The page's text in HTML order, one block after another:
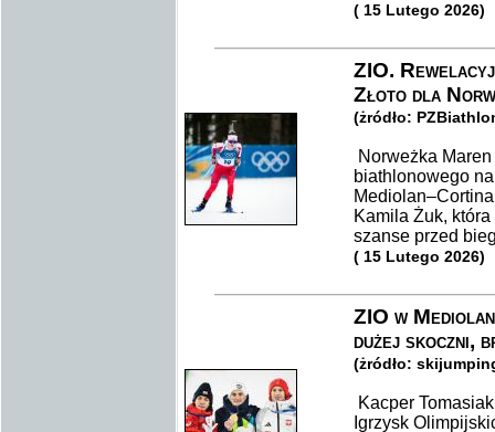
( 15 Lutego 2026)
ZIO.
Złoto dla
(żródło:
Norweżka
biathlonowego
Kamila Żuk,
szanse przed
( 15 Lutego 2026)
ZIO w
dużej skoczni,
(żródło:
Kacper
Igrzysk